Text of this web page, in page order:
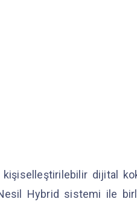
kişiselleştirilebilir dijital
Hybrid sistemi ile